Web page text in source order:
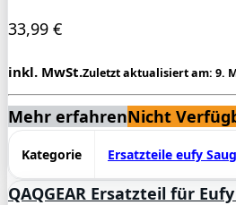
33,99 €
inkl. MwSt.Zuletzt aktualisiert am: 9.
Mehr erfahrenNicht
Kategorie Ersatzteile eufy
QAQGEAR Ersatzteil für